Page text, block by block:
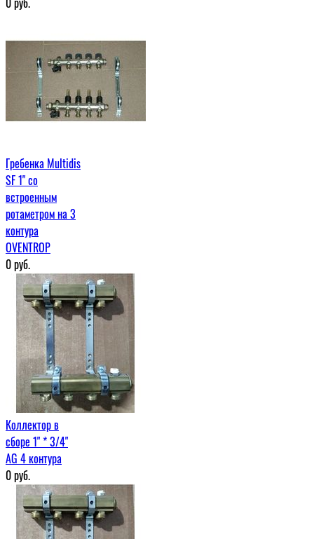
Гребенка Multidis
SF 1" со
встроенным
ротаметром на 3
контура
OVENTROP
0руб.
Коллектор в
сборе 1" * 3/4"
AG 4 контура
0руб.